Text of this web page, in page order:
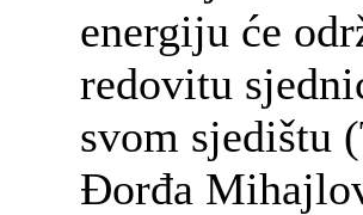
energiju će
redovitu
svom sjedištu
Đorđa